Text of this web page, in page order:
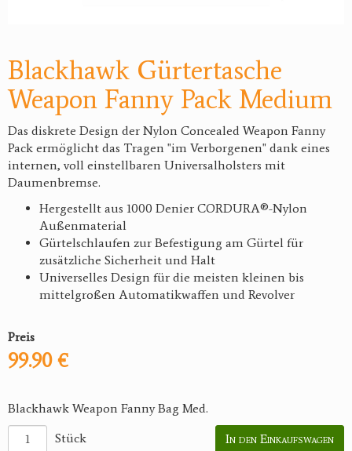
Blackhawk Gürtertasche
Weapon Fanny Pack Medium
Das diskrete Design der Nylon Concealed Weapon Fanny
Pack ermöglicht das Tragen "im Verborgenen" dank eines
internen, voll einstellbaren Universalholsters mit
Daumenbremse.
Hergestellt aus 1000 Denier CORDURA®-Nylon
Außenmaterial
Gürtelschlaufen zur Befestigung am Gürtel für
zusätzliche Sicherheit und Halt
Universelles Design für die meisten kleinen bis
mittelgroßen Automatikwaffen und Revolver
Preis
99.90 €
Blackhawk Weapon Fanny Bag Med.
Stück
In den Einkaufswagen